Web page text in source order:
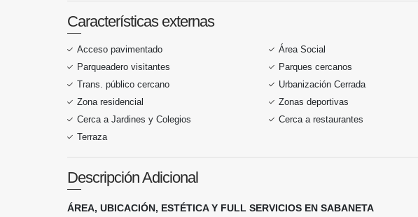
Características externas
Acceso pavimentado Área Social
Parqueadero visitantes
Parques cercanos
Trans. público cercano
Urbanización Cerrada
Zona residencial
Zonas deportivas
Cerca a Jardines y Colegios
Cerca a restaurantes
Terraza
Descripción Adicional
ÁREA, UBICACIÓN, ESTÉTICA Y FULL SERVICIOS EN SABANETA